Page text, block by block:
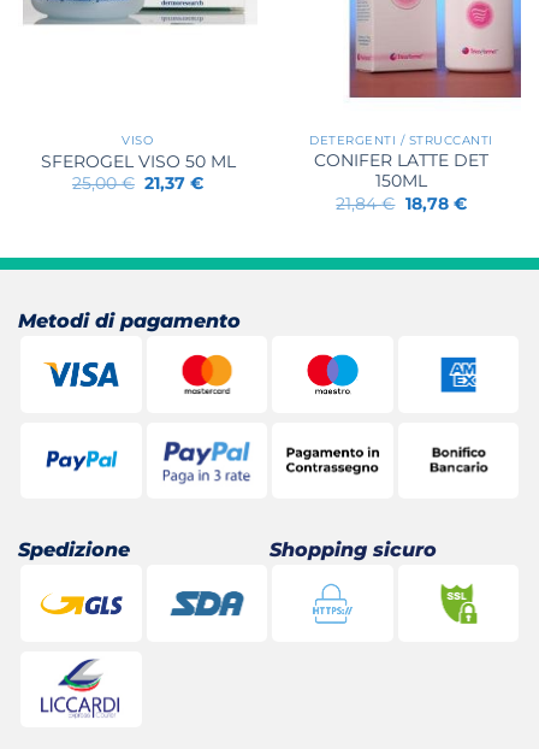
VISO
SFEROGEL VISO 50 ML
25,00€ Il
prezzo
21,37€Il
DETERGENTI / STRUCCANTI
CONIFER LATTE DET
150ML
21,84€ Il
prezzo
18,78 €Il
Metodi di pagamento
Spedizione Shopping sicuro